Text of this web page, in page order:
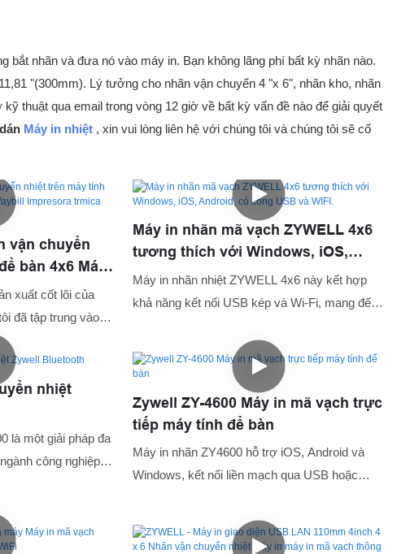
bắt nhãn và đưa nó vào máy in. Bạn không lãng phí bất kỳ nhãn nào.
"(300mm). Lý tưởng cho nhãn vận chuyển 4 "x 6", nhãn kho, nhãn
thuật qua email trong vòng 12 giờ về bất kỳ vấn đề nào để giải quyết
Máy in nhiệt , xin vui lòng liên hệ với chúng tôi và chúng tôi sẽ cố
vận chuyển
bàn 4x6 Máy
xuất cốt lõi của
đã tập trung vào
công nghệ hiện
thành lập. Hiện
để sản xuất máy
nhãn, máy in di
(các) ứng dụng
Máy in nhãn mã vạch ZYWELL 4x6
tương thích với Windows, iOS,
Android, có cổng USB và WIFI.
Máy in nhãn nhiệt ZYWELL 4x6 này kết hợp
khả năng kết nối USB kép và Wi-Fi, mang đến
Windows, iOS và Android.
nhiệt
là một giải pháp đa
công nghiệp
lý hàng tồn kho và
Zywell ZY-4600 Máy in mã vạch trực
tiếp máy tính để bàn
Máy in nhãn ZY4600 hỗ trợ iOS, Android và
Windows, kết nối liền mạch qua USB hoặc
ngoài và tích hợp, nó thích nghi với các quy
trình công việc khác nhau và in tốc độ cao